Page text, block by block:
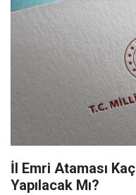
İl Emri Ataması Kaç
Yapılacak Mı?